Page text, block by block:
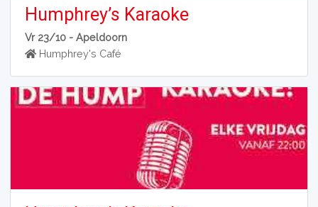
Humphrey’s Karaoke
Vr 23/10 -Apeldoorn
Humphrey's Café